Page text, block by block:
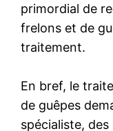
primordial de
frelons et de
traitement.
En bref, le
de guêpes
spécialiste,